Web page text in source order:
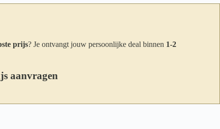
prijs? Je ontvangt jouw persoonlijke deal binnen 1-2
aanvragen